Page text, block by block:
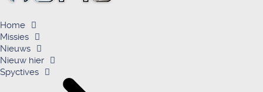
Home
Missies
Nieuws
Nieuw hier
Spyctives